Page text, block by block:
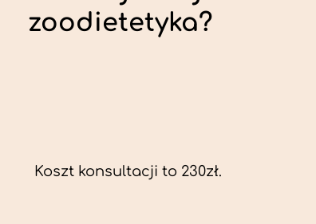
zoodietetyka?
Koszt konsultacji to 230zł.